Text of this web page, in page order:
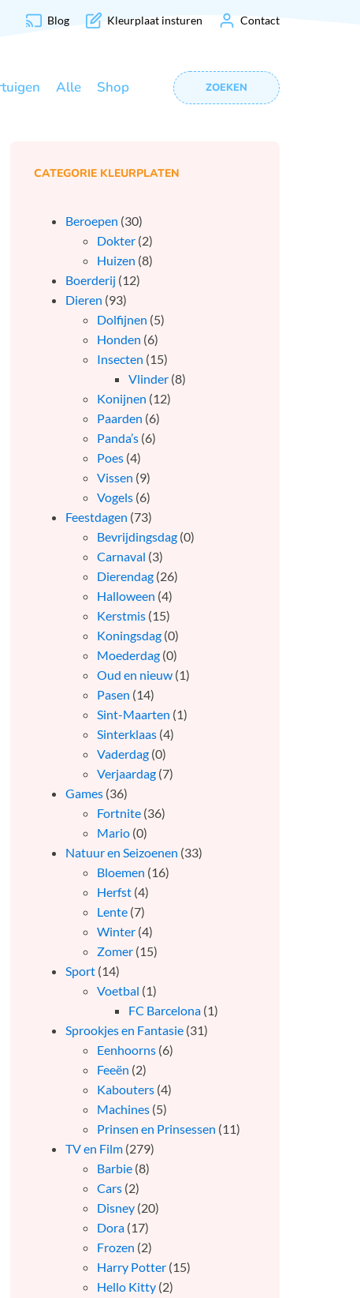
Blog Kleurplaat insturen Contact
Alle Shop ZOEKEN
CATEGORIE KLEURPLATEN
Beroepen (30)
Dokter (2)
Huizen (8)
Boerderij (12)
Dieren (93)
Dolfijnen (5)
Honden (6)
Insecten (15)
Vlinder (8)
Konijnen (12)
Paarden (6)
Panda’s (6)
Poes (4)
Vissen (9)
Vogels (6)
Feestdagen (73)
Bevrijdingsdag (0)
Carnaval (3)
Dierendag (26)
Halloween (4)
Kerstmis (15)
Koningsdag (0)
Moederdag (0)
Oud en nieuw (1)
Pasen (14)
Sint-Maarten (1)
Sinterklaas (4)
Vaderdag (0)
Verjaardag (7)
Games (36)
Fortnite (36)
Mario (0)
Natuur en Seizoenen (33)
Bloemen (16)
Herfst (4)
Lente (7)
Winter (4)
Zomer (15)
Sport (14)
Voetbal (1)
FC Barcelona (1)
Sprookjes en Fantasie (31)
Eenhoorns (6)
Feeën (2)
Kabouters (4)
Machines (5)
Prinsen en Prinsessen (11)
TV en Film (279)
Barbie (8)
Cars (2)
Disney (20)
Dora (17)
Frozen (2)
Harry Potter (15)
Hello Kitty (2)